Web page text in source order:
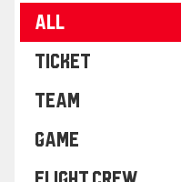
ALL
TICKET
TEAM
GAME